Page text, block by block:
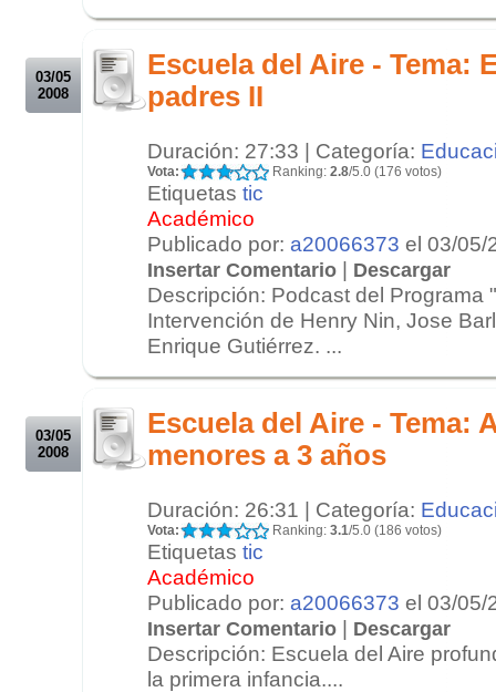
03/05
2008
Escuela del Aire - Tema:
padres II
Duración: 27:33 | Categoría:
Vota: Ranking: 2.8/5.0 (176 votos)
Etiquetas tic
Académico
Publicado por: a20066373 el 03/05/
Insertar Comentario | Descargar
Descripción: Podcast del Programa
Intervención de Henry Nin, Jose
Enrique Gutiérrez. ...
03/05
2008
Escuela del Aire - Tema:
menores a 3 años
Duración: 26:31 | Categoría:
Vota: Ranking: 3.1/5.0 (186 votos)
Etiquetas tic
Académico
Publicado por: a20066373 el 03/05/
Insertar Comentario | Descargar
Descripción: Escuela del Aire
la primera infancia....